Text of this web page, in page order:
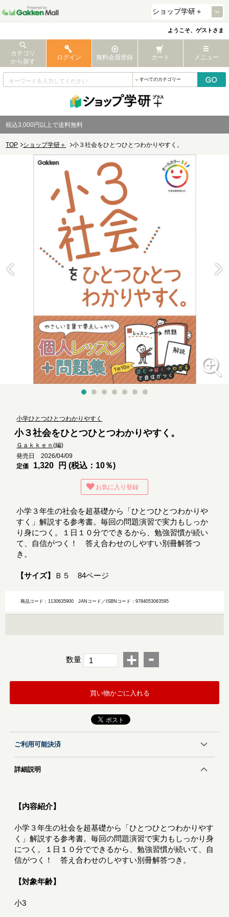
ようこそ、ゲストさま
カテゴリ
から探す
ログイン 無料会員登録 カート メニュー
税込3,000円以上で送料無料
TOP ショップ学研＋ 小３社会をひとつひとつわかりやすく。
小学ひとつひとつわかりやすく
小３社会をひとつひとつわかりやすく。
Ｇａｋｋｅｎ(編)
発売日 2026/04/09
定価
1,320 円 (税込：10％)
お気に入り登録
小学３年生の社会を超基礎から「ひとつひとつわかりや
すく」解説する参考書。毎回の問題演習で実力もしっか
り身につく。１日１０分でできるから、勉強習慣が続い
て、自信がつく！ 答え合わせのしやすい別冊解答つ
き。
【サイズ】 Ｂ５ 84ページ
商品コード：1130635900JANコード／ISBNコード：9784053063595
数量 + -
買い物かごに入れる
ご利用可能決済
詳細説明
【内容紹介】
小学３年生の社会を超基礎から「ひとつひとつわかりやす
く」解説する参考書。毎回の問題演習で実力もしっかり身
につく。１日１０分でできるから、勉強習慣が続いて、自
信がつく！ 答え合わせのしやすい別冊解答つき。
【対象年齢】
小3